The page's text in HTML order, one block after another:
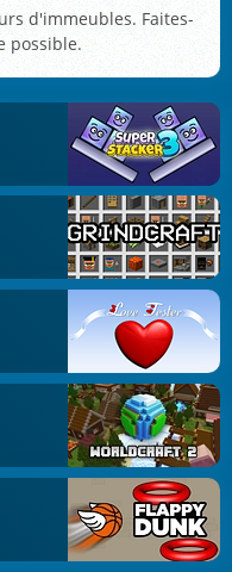
d'immeubles. Faites-
possible.